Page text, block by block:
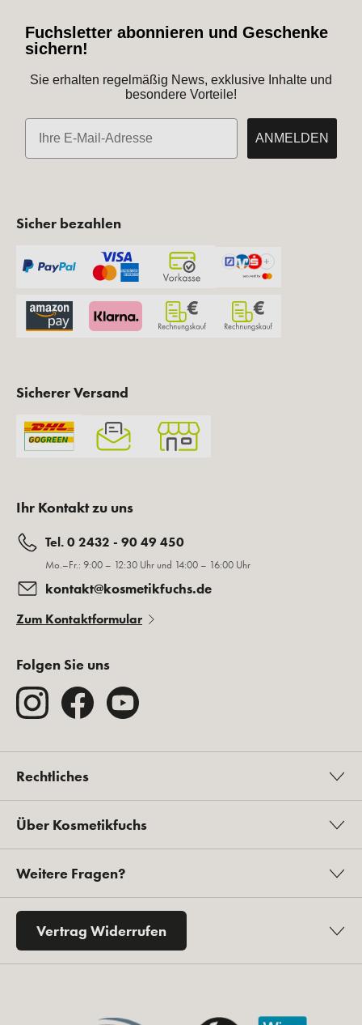
Fuchsletter abonnieren und Geschenke
sichern!
Sie erhalten regelmäßig News, exklusive Inhalte und
besondere Vorteile!
E-Mail
ANMELDEN
Sicher bezahlen
Sicherer Versand
Ihr Kontakt zu uns
Tel. 0 2432 - 90 49 450
Mo.–Fr.: 9:00 – 12:30 Uhr und 14:00 – 16:00 Uhr
kontakt@kosmetikfuchs.de
Zum Kontaktformular
Folgen Sie uns
Rechtliches
Über Kosmetikfuchs
Weitere Fragen?
Vertrag Widerrufen